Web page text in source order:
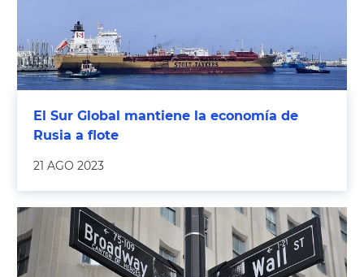
El Sur Global mantiene la economía de
Rusia a flote
21 AGO 2023